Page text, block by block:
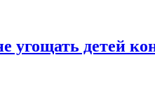
угощать детей